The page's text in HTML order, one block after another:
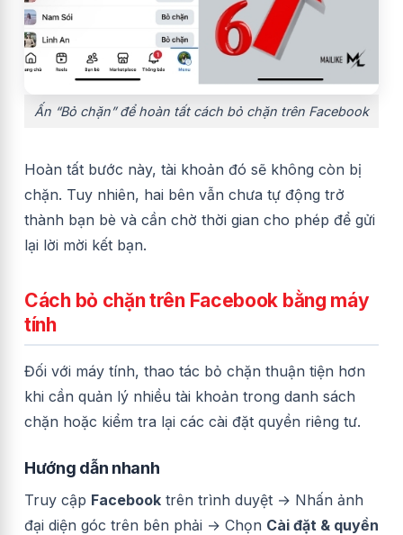
Ấn “Bỏ chặn” để hoàn tất cách bỏ chặn trên Facebook
Hoàn tất bước này, tài khoản đó sẽ không còn bị
chặn. Tuy nhiên, hai bên vẫn chưa tự động trở
thành bạn bè và cần chờ thời gian cho phép để gửi
lại lời mời kết bạn.
Cách bỏ chặn trên Facebook bằng máy
tính
Đối với máy tính, thao tác bỏ chặn thuận tiện hơn
khi cần quản lý nhiều tài khoản trong danh sách
chặn hoặc kiểm tra lại các cài đặt quyền riêng tư.
Hướng dẫn nhanh
Truy cập Facebook trên trình duyệt → Nhấn ảnh
đại diện góc trên bên phải → Chọn Cài đặt & quyền